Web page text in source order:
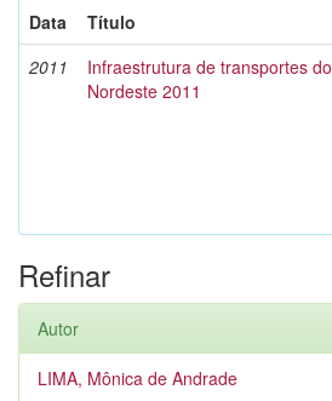
Data
Título
2011
Infraestrutura de transportes do
Nordeste 2011
Refinar
Autor
LIMA, Mônica de Andrade